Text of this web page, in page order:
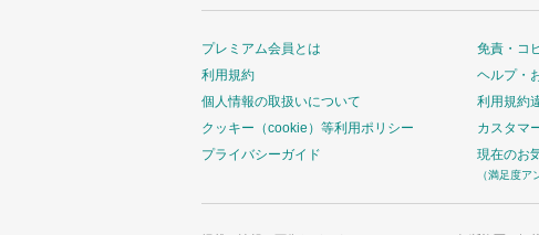
プレミアム会員とは
利用規約
個人情報の取扱いについて
クッキー（cookie）等利用ポリシー
プライバシーガイド
免責・コ
ヘルプ・
利用規約
カスタマ
現在のお
（満足度ア